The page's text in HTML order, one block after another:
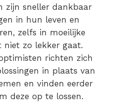
zijn sneller dankbaar
in hun leven en
zelfs in moeilijke
niet zo lekker gaat.
richten zich
in plaats van
en vinden eerder
deze op te lossen.